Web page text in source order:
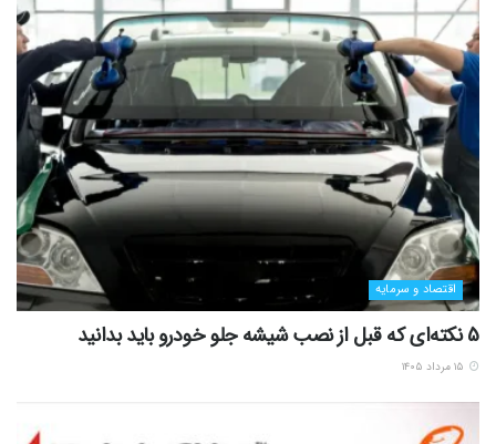
اقتصاد و سرمایه
5 نکته‌ای که قبل از نصب شیشه جلو خودرو باید بدانید